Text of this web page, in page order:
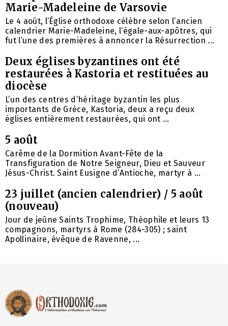
Marie-Madeleine de Varsovie
Le 4 août, l’Église orthodoxe célèbre selon l’ancien
calendrier Marie-Madeleine, l’égale-aux-apôtres, qui
fut l’une des premières à annoncer la Résurrection ...
Deux églises byzantines ont été
restaurées à Kastoria et restituées au
diocèse
L’un des centres d’héritage byzantin les plus
importants de Grèce, Kastoria, deux a reçu deux
églises entièrement restaurées, qui ont ...
5 août
Carême de la Dormition Avant-Fête de la
Transfiguration de Notre Seigneur, Dieu et Sauveur
Jésus-Christ. Saint Eusigne d’Antioche, martyr à ...
23 juillet (ancien calendrier) / 5 août
(nouveau)
Jour de jeûne Saints Trophime, Théophile et leurs 13
compagnons, martyrs à Rome (284-305) ; saint
Apollinaire, évêque de Ravenne, ...